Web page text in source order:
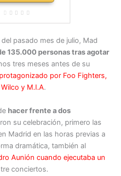
pasado mes de julio, Mad
135.000 personas tras agotar
tres meses antes de su
protagonizado por Foo Fighters,
y M.I.A.
hacer frente a dos
su celebración, primero las
Madrid en las horas previas a
dramática, también al
Aunión cuando ejecutaba un
conciertos.